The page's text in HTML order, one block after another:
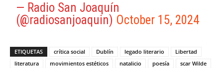
— Radio San Joaquín
(@radiosanjoaquin) October 15, 2024
ETIQUETAS crítica social Dublín legado literario
Libertad
literatura
movimientos estéticos natalicio poesía
scar Wilde